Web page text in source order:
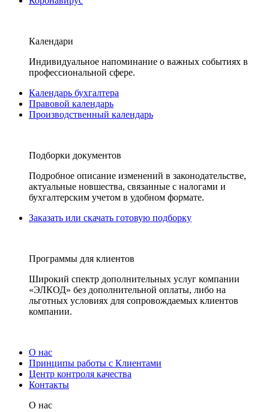
Календари
Индивидуальное напоминание о важных событиях в
профессиональной сфере.
Календарь бухгалтера
Правовой календарь
Производственный календарь
Подборки документов
Подробное описание изменений в законодательстве,
актуальные новшества, связанные с налогами и
бухгалтерским учетом в удобном формате.
Заказать или скачать готовую подборку
Программы для клиентов
Широкий спектр дополнительных услуг компании
«ЭЛКОД» без дополнительной оплаты, либо на
льготных условиях для сопровождаемых клиентов
компании.
О нас
Принципы работы с Клиентами
Центр контроля качества
Контакты
О нас